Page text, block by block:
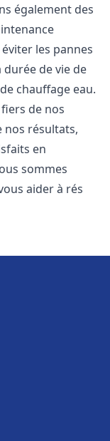
également des
les pannes
de vie de
chauffage eau.
de nos
nos résultats,
en
sommes
aider à rés